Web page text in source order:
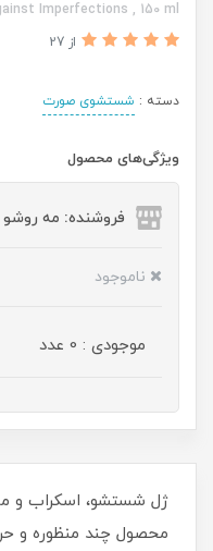
Imperfections , 150 ml
از 27
دسته : شستشوی صورت
ویژگی‌های محصول
فروشنده: مه رو‌شو
ناموجود
موجودی : 0 عدد
محصول چند منظوره و